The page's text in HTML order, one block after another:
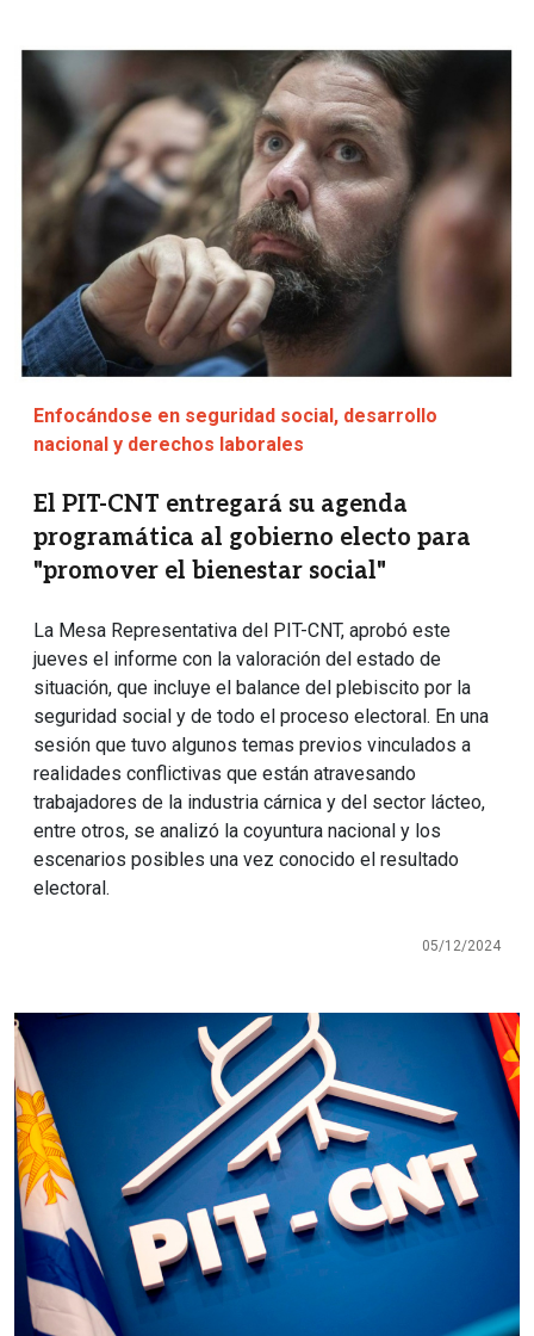
Imagen
Enfocándose en seguridad social, desarrollo
nacional y derechos laborales
El PIT-CNT entregará su agenda
programática al gobierno electo para
"promover el bienestar social"
La Mesa Representativa del PIT-CNT, aprobó este
jueves el informe con la valoración del estado de
situación, que incluye el balance del plebiscito por la
seguridad social y de todo el proceso electoral. En una
sesión que tuvo algunos temas previos vinculados a
realidades conflictivas que están atravesando
trabajadores de la industria cárnica y del sector lácteo,
entre otros, se analizó la coyuntura nacional y los
escenarios posibles una vez conocido el resultado
electoral.
05/12/2024
Imagen